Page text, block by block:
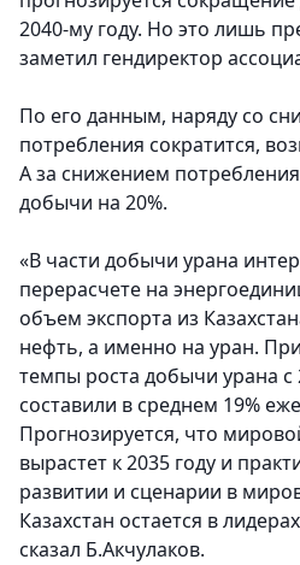
2040-му году. Но это лишь
заметил гендиректор
По его данным, наряду со
потребления сократится,
А за снижением
добычи на 20%.
«В части добычи урана
перерасчете на
объем экспорта из
нефть, а именно на уран.
темпы роста добычи урана с
составили в среднем 19%
Прогнозируется, что
вырастет к 2035 году и
развитии и сценарии в
Казахстан остается в
сказал Б.Акчулаков.